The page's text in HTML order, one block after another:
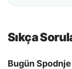
Sıkça
Bugün